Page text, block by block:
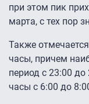
при этом пик
марта, с тех пор
Также
часы, причем
период с 23:00
часы с 6:00 до